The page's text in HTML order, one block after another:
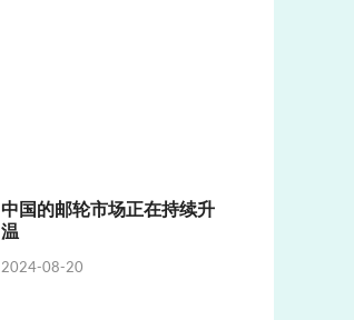
中国的邮轮市场正在持续升
温
2024-08-20